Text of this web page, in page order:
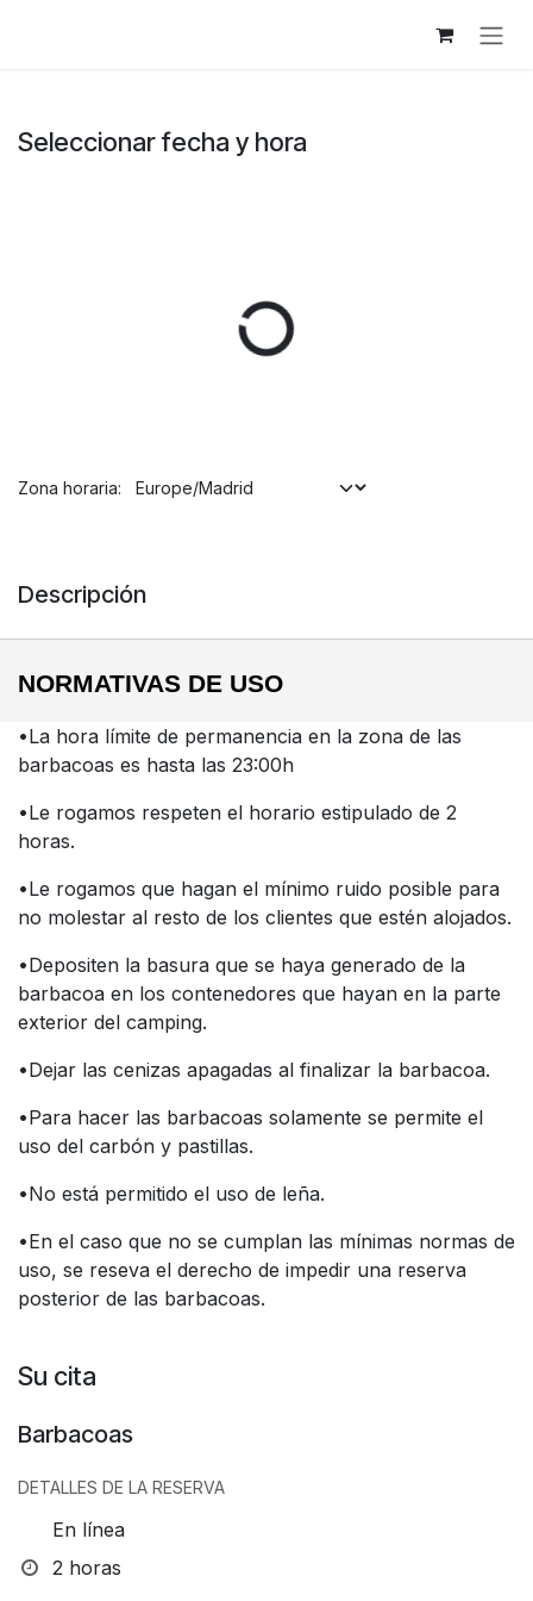
Seleccionar fecha y hora
Zona horaria:
Descripción
NORMATIVAS DE USO
•La hora límite de permanencia en la zona de las
barbacoas es hasta las 23:00h
•Le rogamos respeten el horario estipulado de 2
horas.
•Le rogamos que hagan el mínimo ruido posible para
no molestar al resto de los clientes que estén alojados.
•Depositen la basura que se haya generado de la
barbacoa en los contenedores que hayan en la parte
exterior del camping.
•Dejar las cenizas apagadas al finalizar la barbacoa.
•Para hacer las barbacoas solamente se permite el
uso del carbón y pastillas.
•No está permitido el uso de leña.
•En el caso que no se cumplan las mínimas normas de
uso, se reseva el derecho de impedir una reserva
posterior de las barbacoas.
Su cita
Barbacoas
DETALLES DE LA RESERVA
En línea
2 horas